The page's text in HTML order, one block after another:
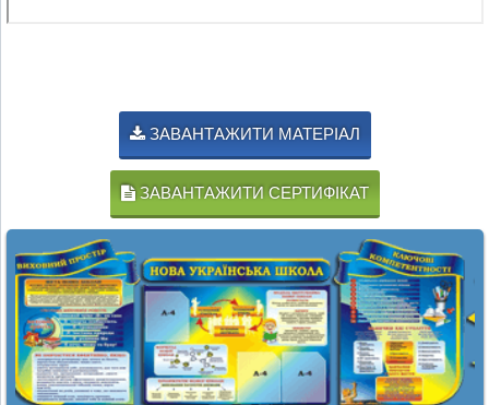
ЗАВАНТАЖИТИ МАТЕРІАЛ
ЗАВАНТАЖИТИ СЕРТИФІКАТ